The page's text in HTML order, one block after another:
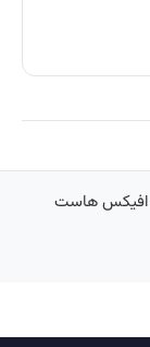
افیکس هاست